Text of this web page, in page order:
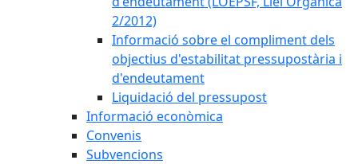
2/2012)
Informació sobre el compliment dels
objectius d'estabilitat pressupostària i
d'endeutament
Liquidació del pressupost
Informació econòmica
Convenis
Subvencions